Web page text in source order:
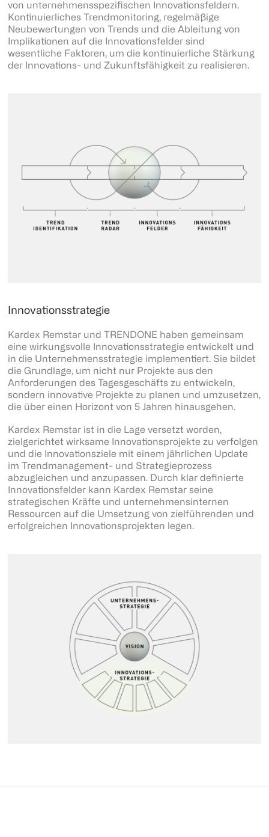
von unternehmensspezifischen Innovationsfeldern.
Kontinuierliches Trendmonitoring, regelmäßige
Neubewertungen von Trends und die Ableitung von
Implikationen auf die Innovationsfelder sind
wesentliche Faktoren, um die kontinuierliche Stärkung
der Innovations- und Zukunftsfähigkeit zu realisieren.
Innovationsstrategie
Kardex Remstar und TRENDONE haben gemeinsam
eine wirkungsvolle Innovationsstrategie entwickelt und
in die Unternehmensstrategie implementiert. Sie bildet
die Grundlage, um nicht nur Projekte aus den
Anforderungen des Tagesgeschäfts zu entwickeln,
sondern innovative Projekte zu planen und umzusetzen,
die über einen Horizont von 5 Jahren hinausgehen.
Kardex Remstar ist in die Lage versetzt worden,
zielgerichtet wirksame Innovationsprojekte zu verfolgen
und die Innovationsziele mit einem jährlichen Update
im Trendmanagement- und Strategieprozess
abzugleichen und anzupassen. Durch klar definierte
Innovationsfelder kann Kardex Remstar seine
strategischen Kräfte und unternehmensinternen
Ressourcen auf die Umsetzung von zielführenden und
erfolgreichen Innovationsprojekten legen.